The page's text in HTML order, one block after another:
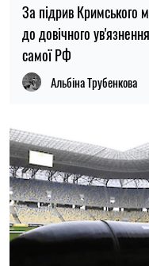
За підрив Кримського
до довічного
самої РФ
Альбіна Трубенкова